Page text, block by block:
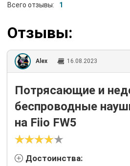
Всего отзывы:
1
Отзывы:
Alex 16.08.2023
Потрясающие и
беспроводные
на Fiio FW5
Достоинства: